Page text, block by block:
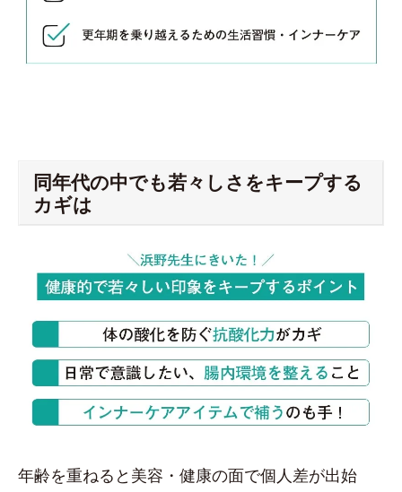
同年代の中でも若々しさをキープする
カギは
年齢を重ねると美容・健康の面で個人差が出始